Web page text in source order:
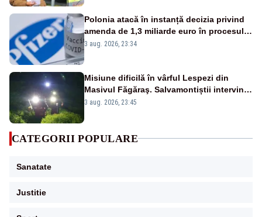
Polonia atacă în instanță decizia privind
amenda de 1,3 miliarde euro în procesul
cu Pfizer
3 aug. 2026, 23:34
Misiune dificilă în vârful Lespezi din
Masivul Făgăraş. Salvamontiștii intervin
pentru recuperarea a doi tineri
3 aug. 2026, 23:45
CATEGORII POPULARE
Sanatate
Justitie